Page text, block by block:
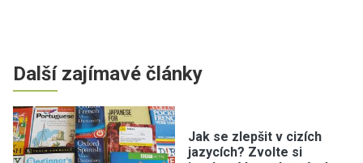
Další zajímavé články
Jak se zlepšit v cizích
jazycích? Zvolte si